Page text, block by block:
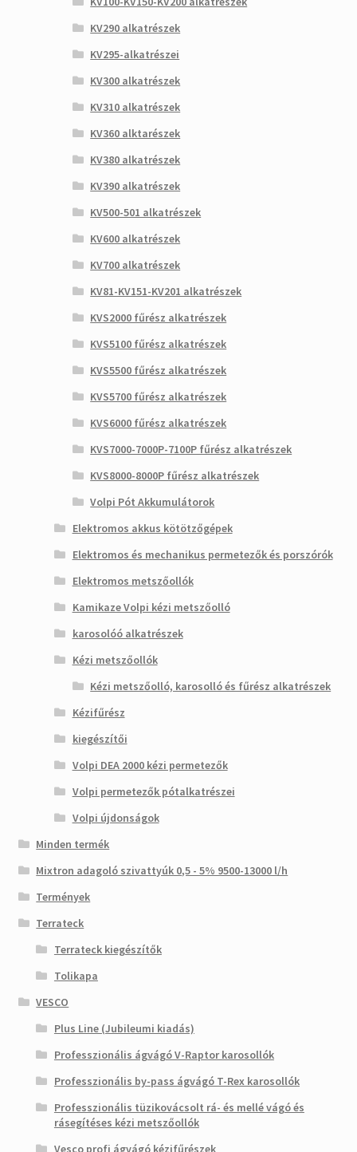
KV290 alkatrészek
KV295-alkatrészei
KV300 alkatrészek
KV310 alkatrészek
KV360 alktarészek
KV380 alkatrészek
KV390 alkatrészek
KV500-501 alkatrészek
KV600 alkatrészek
KV700 alkatrészek
KV81-KV151-KV201 alkatrészek
KVS2000 fűrész alkatrészek
KVS5100 fűrész alkatrészek
KVS5500 fűrész alkatrészek
KVS5700 fűrész alkatrészek
KVS6000 fűrész alkatrészek
KVS7000-7000P-7100P fűrész alkatrészek
KVS8000-8000P fűrész alkatrészek
Volpi Pót Akkumulátorok
Elektromos akkus kötötzőgépek
Elektromos és mechanikus permetezők és porszórók
Elektromos metszőollók
Kamikaze Volpi kézi metszőolló
karosolóó alkatrészek
Kézi metszőollók
Kézi metszőolló, karosolló és fűrész alkatrészek
Kézifűrész
kiegészítői
Volpi DEA 2000 kézi permetezők
Volpi permetezők pótalkatrészei
Volpi újdonságok
Minden termék
Mixtron adagoló szivattyúk 0,5 - 5% 9500-13000 l/h
Termények
Terrateck
Terrateck kiegészítők
Tolikapa
VESCO
Plus Line (Jubileumi kiadás)
Professzionális ágvágó V-Raptor karosollók
Professzionális by-pass ágvágó T-Rex karosollók
Professzionális tüzikovácsolt rá- és mellé vágó és
rásegítéses kézi metszőollók
Vesco profi ágvágó kézifűrészek